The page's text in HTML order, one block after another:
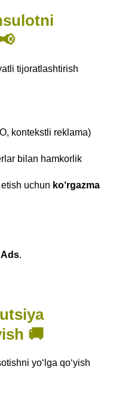
tijoratlashtirish
kontekstli reklama)
bilan hamkorlik
uchun ko‘rgazma
.
🚚
yo‘lga qo‘yish